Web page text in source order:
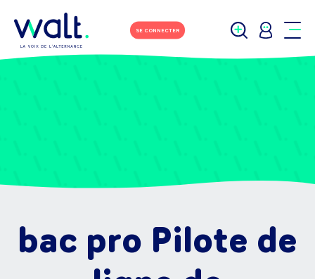
SE CONNECTER
bac pro Pilote de